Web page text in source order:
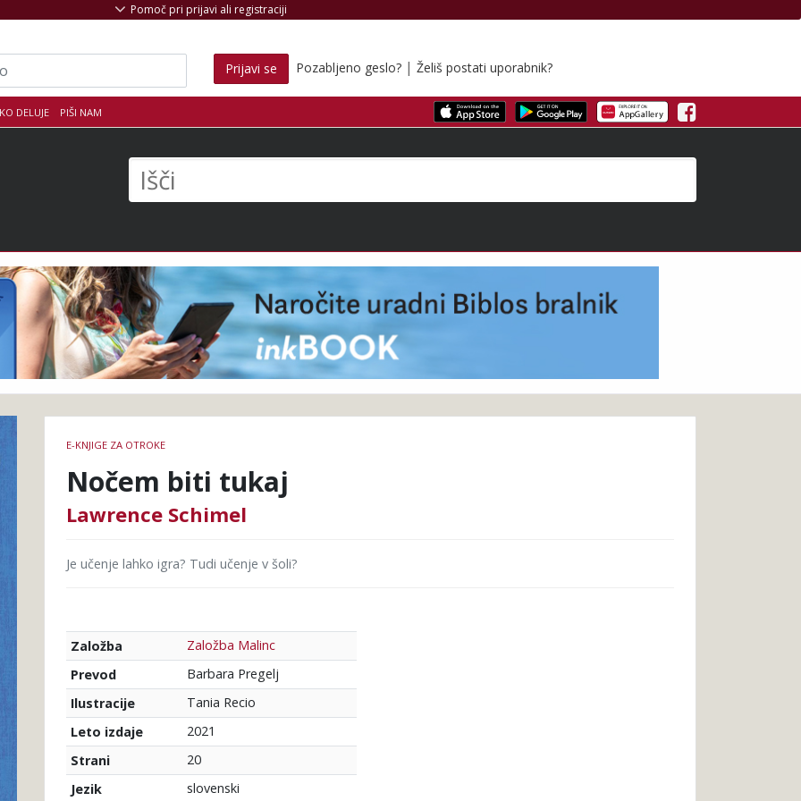
DELUJE PIŠI NAM Facebook
Pomoč pri prijavi ali registraciji
Prijavi se Pozabljeno geslo? | Želiš postati uporabnik?
knjige
E-KNJIGE ZA OTROKE
Nočem biti tukaj
Lawrence Schimel
Je učenje lahko igra? Tudi učenje v šoli?
Založba
Založba Malinc
Prevod
Barbara Pregelj
Ilustracije
Tania Recio
Leto izdaje
2021
Strani
20
Jezik
slovenski